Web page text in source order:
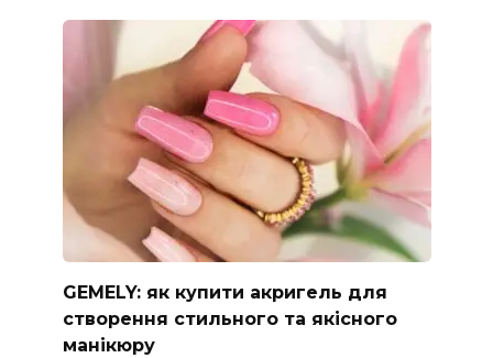
GEMELY: як купити акригель для
створення стильного та якісного
манікюру